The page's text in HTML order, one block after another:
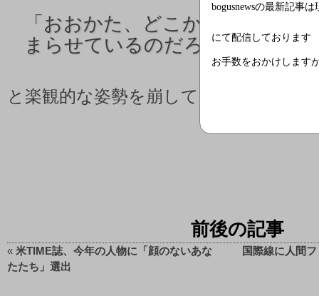
bogusnewsの最新記事は
にて配信しております
お手数をおかけします
「 おおかた、どこかでプレッツ
まらせているのだろう」
と楽観的な姿勢を崩していない。
前後の記事
« 米TIME誌、今年の人物に「顔のないあな
たたち」選出
国際線に人間